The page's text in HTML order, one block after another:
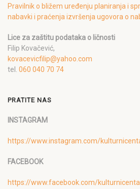
Pravilnik o bližem uređenju planiranja i
nabavki i praćenja izvršenja ugovora o
Lice za zaštitu podataka o ličnosti
Filip Kovačević,
kovacevicfilip@yahoo.com
tel. 060 040 70 74
PRATITE NAS
INSTAGRAM
https://www.instagram.com/
FACEBOOK
https://www.facebook.com/